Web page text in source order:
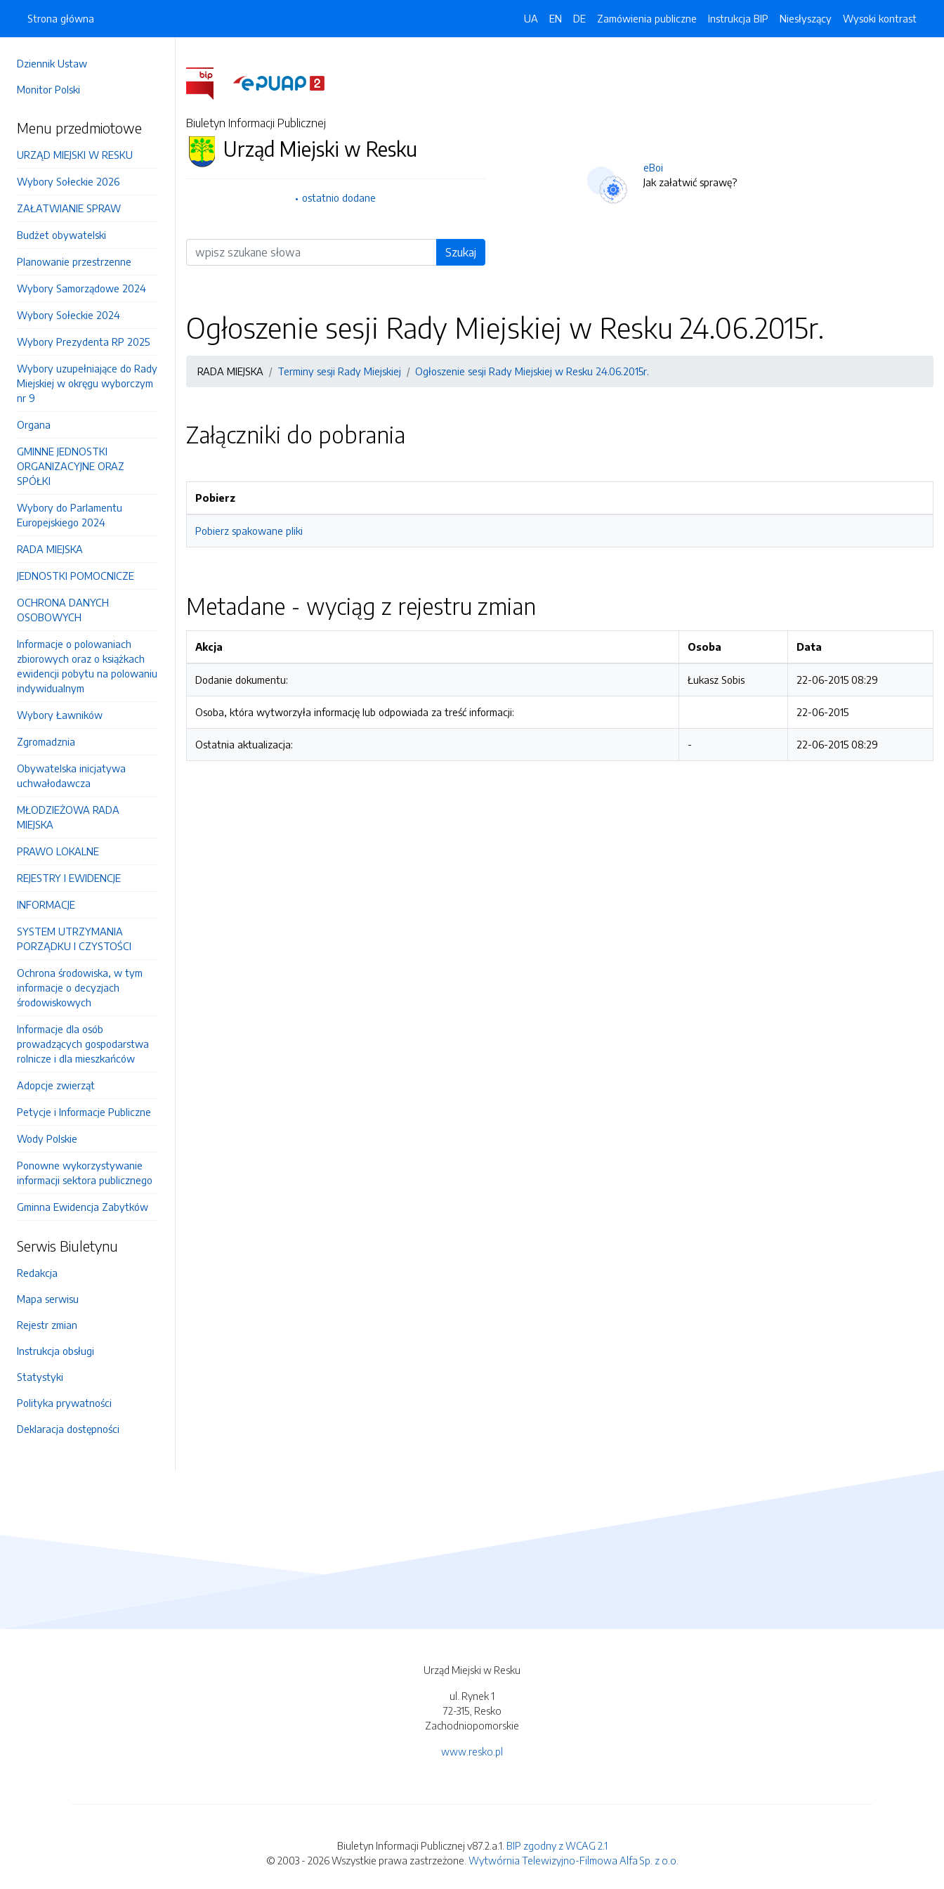
Dziennik Ustaw
Monitor Polski
Menu przedmiotowe
URZĄD MIEJSKI W RESKU
Wybory Sołeckie 2026
ZAŁATWIANIE SPRAW
Budżet obywatelski
Planowanie przestrzenne
Wybory Samorządowe 2024
Wybory Sołeckie 2024
Wybory Prezydenta RP 2025
Wybory uzupełniające do Rady
Miejskiej w okręgu wyborczym
nr 9
Organa
GMINNE JEDNOSTKI
ORGANIZACYJNE ORAZ
SPÓŁKI
Wybory do Parlamentu
Europejskiego 2024
RADA MIEJSKA
JEDNOSTKI POMOCNICZE
OCHRONA DANYCH
OSOBOWYCH
Informacje o polowaniach
zbiorowych oraz o książkach
ewidencji pobytu na polowaniu
indywidualnym
Wybory Ławników
Zgromadznia
Obywatelska inicjatywa
uchwałodawcza
MŁODZIEŻOWA RADA
MIEJSKA
PRAWO LOKALNE
REJESTRY I EWIDENCJE
INFORMACJE
SYSTEM UTRZYMANIA
PORZĄDKU I CZYSTOŚCI
Ochrona środowiska, w tym
informacje o decyzjach
środowiskowych
Informacje dla osób
prowadzących gospodarstwa
rolnicze i dla mieszkańców
Adopcje zwierząt
Petycje i Informacje Publiczne
Wody Polskie
Ponowne wykorzystywanie
informacji sektora publicznego
Gminna Ewidencja Zabytków
Serwis Biuletynu
Redakcja
Mapa serwisu
Rejestr zmian
Instrukcja obsługi
Statystyki
Polityka prywatności
Deklaracja dostępności
Strona główna UA EN DE Zamówienia publiczne Instrukcja BIP Niesłyszący Wysoki kontrast
Biuletyn Informacji Publicznej
Urząd Miejski w Resku
ostatnio dodane
Wyszukiwarka Szukaj
eBoi
Jak załatwić sprawę?
Ogłoszenie sesji Rady Miejskiej w Resku 24.06.2015r.
RADA MIEJSKA Terminy sesji Rady Miejskiej Ogłoszenie sesji Rady Miejskiej w Resku 24.06.2015r.
Załączniki do pobrania
Pobierz
Pobierz spakowane pliki
Metadane - wyciąg z rejestru zmian
Akcja Osoba Data
Dodanie dokumentu: Łukasz Sobis 22-06-2015 08:29
Osoba, która wytworzyła informację lub odpowiada za treść informacji: 22-06-2015
Ostatnia aktualizacja: - 22-06-2015 08:29
Urząd Miejski w Resku
ul. Rynek 1
72-315, Resko
Zachodniopomorskie
www.resko.pl
Biuletyn Informacji Publicznej v87.2.a.1. BIP zgodny z WCAG 2.1
© 2003 - 2026 Wszystkie prawa zastrzeżone. Wytwórnia Telewizyjno-Filmowa Alfa Sp. z o.o.